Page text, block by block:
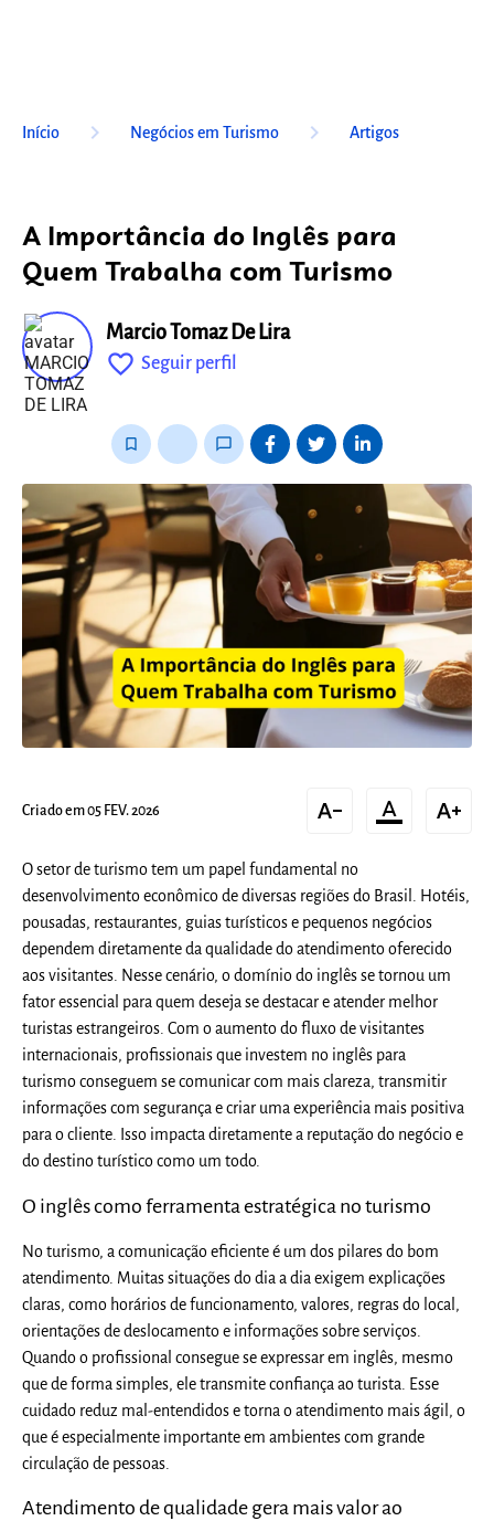
Início keyboard_arrow_right Negócios em Turismo keyboard_arrow_right Artigos
A Importância do Inglês para
Quem Trabalha com Turismo
Marcio Tomaz De Lira
favorite_outline Seguir perfil
fixo
bookmark_border chat_bubble_outline
Criado em 05 FEV. 2026 text_decrease format_color_text text_increase
O setor de turismo tem um papel fundamental no
desenvolvimento econômico de diversas regiões do Brasil. Hotéis,
pousadas, restaurantes, guias turísticos e pequenos negócios
dependem diretamente da qualidade do atendimento oferecido
aos visitantes. Nesse cenário, o domínio do inglês se tornou um
fator essencial para quem deseja se destacar e atender melhor
turistas estrangeiros. Com o aumento do fluxo de visitantes
internacionais, profissionais que investem no inglês para
turismo conseguem se comunicar com mais clareza, transmitir
informações com segurança e criar uma experiência mais positiva
para o cliente. Isso impacta diretamente a reputação do negócio e
do destino turístico como um todo.
O inglês como ferramenta estratégica no turismo
No turismo, a comunicação eficiente é um dos pilares do bom
atendimento. Muitas situações do dia a dia exigem explicações
claras, como horários de funcionamento, valores, regras do local,
orientações de deslocamento e informações sobre serviços.
Quando o profissional consegue se expressar em inglês, mesmo
que de forma simples, ele transmite confiança ao turista. Esse
cuidado reduz mal-entendidos e torna o atendimento mais ágil, o
que é especialmente importante em ambientes com grande
circulação de pessoas.
Atendimento de qualidade gera mais valor ao